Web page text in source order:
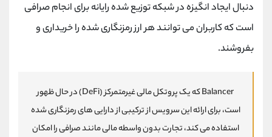
دنبال ایجاد انگیزه در شبکه توزیع شده رایانه برای انجام صرافی
است که کاربران می توانند هر ارز رمزنگاری شده را خریداری و
بفروشند.
Balancer که یک پروتکل مالی غیرمتمرکز (DeFi) در حال ظهور
است، برای ارائه این سرویس از ترکیبی از دارایی های رمزنگاری شده
استفاده می کند، تجارت بدون واسطه مالی مانند صرافی را امکان